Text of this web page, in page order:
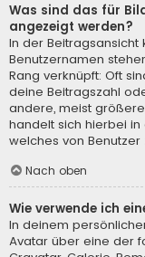
Was sind das für
angezeigt werden?
In der
Benutzernamen
Rang verknüpft: Oft
deine Beitragszahl
andere, meist
handelt sich hierbei in
welches von Benutzer
Nach oben
Wie verwende ich
In deinem
Avatar über eine der